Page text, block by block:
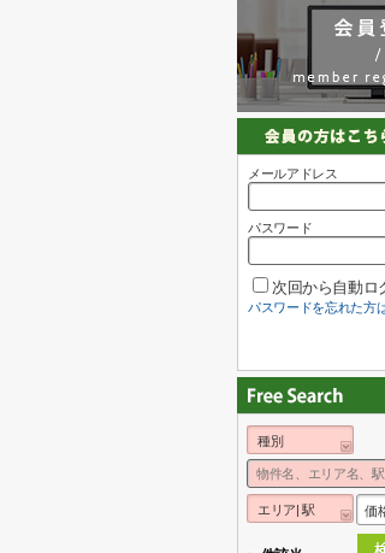
メールアドレス
パスワード
次回から自動ロ
パスワードを忘れた方
種別
エリア| 駅 価